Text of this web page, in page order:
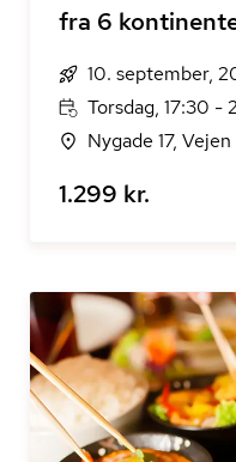
fra 6
10. september,
Torsdag, 17:30 -
Nygade 17, Vejen
1.299 kr.